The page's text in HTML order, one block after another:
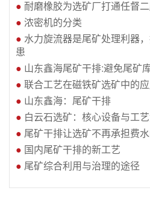
● 耐磨橡胶为选矿厂打通任督
● 浓密机的分类
● 水力旋流器是尾矿处理利器
患
● 山东鑫海尾矿干排:避免尾矿
● 联合工艺在磁铁矿选矿中的
● 山东鑫海：尾矿干排
● 白云石选矿：核心设备与工
● 尾矿干排让选矿不再承担费
● 国内尾矿干排的新工艺
● 尾矿综合利用与治理的途径